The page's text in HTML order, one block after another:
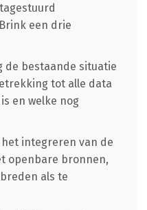
een drie
bestaande situatie
tot alle data
en welke nog
integreren van de
openbare bronnen,
als te